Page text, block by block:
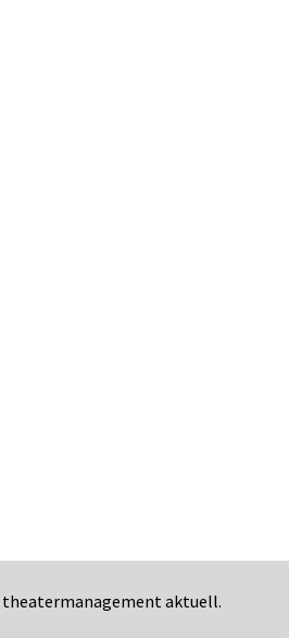
theatermanagement aktuell.